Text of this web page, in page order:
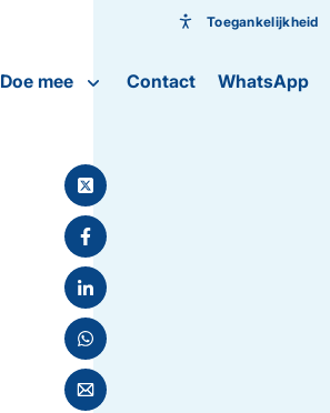
Toegankelijkheid
Doe mee Contact WhatsApp